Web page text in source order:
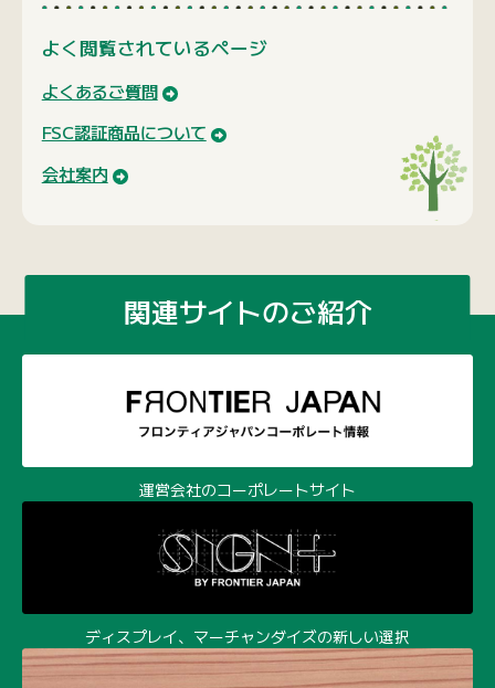
よく閲覧されているページ
よくあるご質問
FSC認証商品について
会社案内
関連サイトのご紹介
運営会社のコーポレートサイト
ディスプレイ、マーチャンダイズの新しい選択